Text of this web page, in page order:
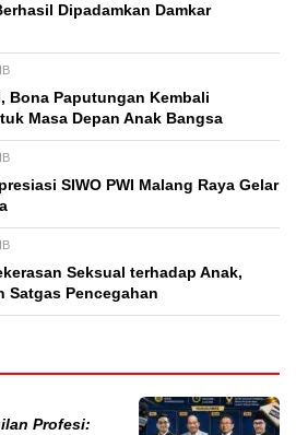
Dipadamkan Damkar
Bona Paputungan Kembali
Masa Depan Anak Bangsa
SIWO PWI Malang Raya Gelar
Seksual terhadap Anak,
Satgas Pencegahan
Profesi: